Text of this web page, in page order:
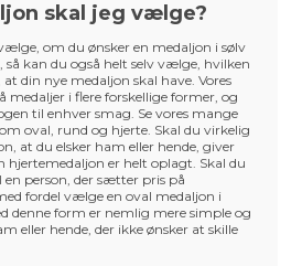
skal jeg vælge?
om du ønsker en medaljon i sølv
så kan du også helt selv vælge, hvilken
din nye medaljon skal have. Vores
medaljer i flere forskellige former, og
til enhver smag. Se vores mange
oval, rund og hjerte. Skal du virkelig
at du elsker ham eller hende, giver
hjertemedaljon er helt oplagt. Skal du
person, der sætter pris på
fordel vælge en oval medaljon i
denne form er nemlig mere simple og
eller hende, der ikke ønsker at skille